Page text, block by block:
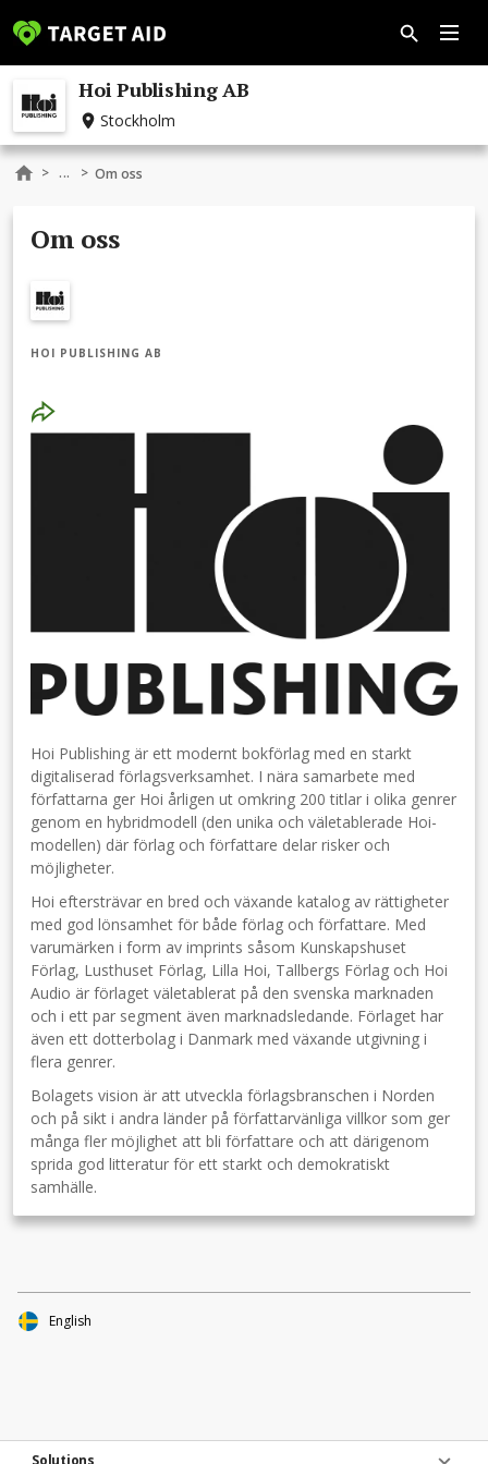
Hoi Publishing AB
Stockholm
> ... > Om oss
Om oss
HOI PUBLISHING AB
Hoi Publishing är ett modernt bokförlag med en starkt
digitaliserad förlagsverksamhet. I nära samarbete med
författarna ger Hoi årligen ut omkring 200 titlar i olika genrer
genom en hybridmodell (den unika och väletablerade Hoi-
modellen) där förlag och författare delar risker och
möjligheter.
Hoi eftersträvar en bred och växande katalog av rättigheter
med god lönsamhet för både förlag och författare. Med
varumärken i form av imprints såsom Kunskapshuset
Förlag, Lusthuset Förlag, Lilla Hoi, Tallbergs Förlag och Hoi
Audio är förlaget väletablerat på den svenska marknaden
och i ett par segment även marknadsledande. Förlaget har
även ett dotterbolag i Danmark med växande utgivning i
flera genrer.
Bolagets vision är att utveckla förlagsbranschen i Norden
och på sikt i andra länder på författarvänliga villkor som ger
många fler möjlighet att bli författare och att därigenom
sprida god litteratur för ett starkt och demokratiskt
samhälle.
Solutions
English